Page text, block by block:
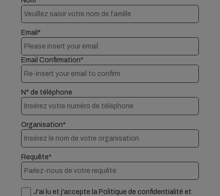
Email*
Email Confirmation*
N° de téléphone
Organisation*
Requête*
J'ai lu et j'accepte la Politique de confidentialité et